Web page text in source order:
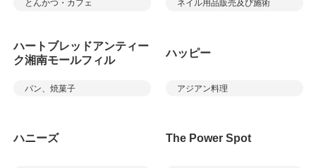
とんかつ・カフェ ネイル用品販売及び施術
ハートブレッドアンティー
ク湘南モールフィル
パン、焼菓子
ハッピー
アジアン料理
ハニーズ The Power Spot